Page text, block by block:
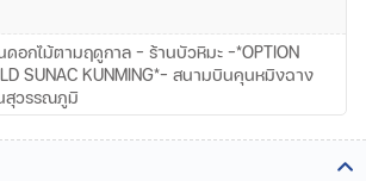
อกไม้ตามฤดูกาล – ร้านบัวหิมะ –*OPTION
SUNAC KUNMING*– สนามบินคุนหมิงฉาง
สุวรรณภูมิ